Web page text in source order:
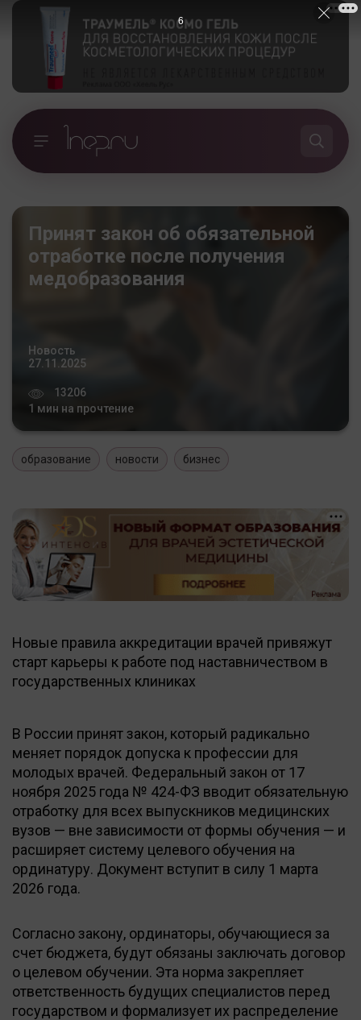
Принят закон об обязательной
отработке после получения
медобразования
Новость
27.11.2025
13206
1 мин на прочтение
образование новости бизнес
Новые правила аккредитации врачей привяжут
старт карьеры к работе под наставничеством в
государственных клиниках
В России принят закон, который радикально
меняет порядок допуска к профессии для
молодых врачей. Федеральный закон от 17
ноября 2025 года № 424-ФЗ вводит обязательную
отработку для всех выпускников медицинских
вузов — вне зависимости от формы обучения — и
расширяет систему целевого обучения на
ординатуру. Документ вступит в силу 1 марта
2026 года.
Согласно закону, ординаторы, обучающиеся за
счет бюджета, будут обязаны заключать договор
о целевом обучении. Эта норма закрепляет
ответственность будущих специалистов перед
государством и формализует их распределение
5